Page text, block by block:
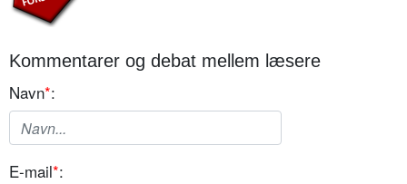
Kommentarer og debat mellem læsere
Navn*:
E-mail*: